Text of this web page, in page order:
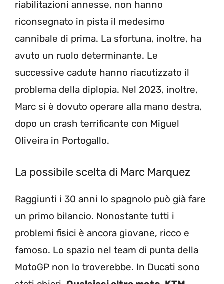
riabilitazioni annesse, non hanno
riconsegnato in pista il medesimo
cannibale di prima. La sfortuna, inoltre, ha
avuto un ruolo determinante. Le
successive cadute hanno riacutizzato il
problema della diplopia. Nel 2023, inoltre,
Marc si è dovuto operare alla mano destra,
dopo un crash terrificante con Miguel
Oliveira in Portogallo.
La possibile scelta di Marc Marquez
Raggiunti i 30 anni lo spagnolo può già fare
un primo bilancio. Nonostante tutti i
problemi fisici è ancora giovane, ricco e
famoso. Lo spazio nel team di punta della
MotoGP non lo troverebbe. In Ducati sono